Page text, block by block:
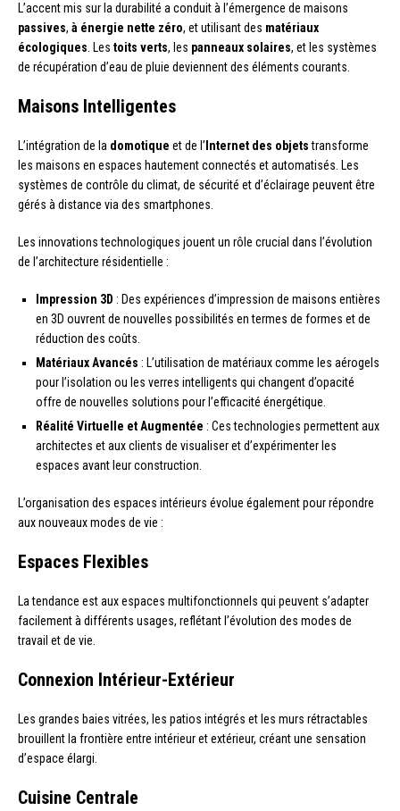
L’accent mis sur la durabilité a conduit à l’émergence de maisons
passives, à énergie nette zéro, et utilisant des matériaux
écologiques . Les toits verts, les panneaux solaires, et les systèmes
de récupération d’eau de pluie deviennent des éléments courants.
Maisons Intelligentes
L’intégration de la domotique et de l’ Internet des objetstransforme
les maisons en espaces hautement connectés et automatisés. Les
systèmes de contrôle du climat, de sécurité et d’éclairage peuvent être
gérés à distance via des smartphones.
Les innovations technologiques jouent un rôle crucial dans l’évolution
de l’architecture résidentielle :
Impression 3D : Des expériences d’impression de maisons entières
en 3D ouvrent de nouvelles possibilités en termes de formes et de
réduction des coûts.
Matériaux Avancés : L’utilisation de matériaux comme les aérogels
pour l’isolation ou les verres intelligents qui changent d’opacité
offre de nouvelles solutions pour l’efficacité énergétique.
Réalité Virtuelle et Augmentée : Ces technologies permettent aux
architectes et aux clients de visualiser et d’expérimenter les
espaces avant leur construction.
L’organisation des espaces intérieurs évolue également pour répondre
aux nouveaux modes de vie :
Espaces Flexibles
La tendance est aux espaces multifonctionnels qui peuvent s’adapter
facilement à différents usages, reflétant l’évolution des modes de
travail et de vie.
Connexion Intérieur-Extérieur
Les grandes baies vitrées, les patios intégrés et les murs rétractables
brouillent la frontière entre intérieur et extérieur, créant une sensation
d’espace élargi.
Cuisine Centrale